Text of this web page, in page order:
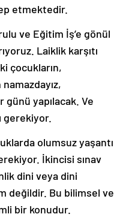
etmektedir.
ve Eğitim İş’e gönül
Laiklik karşıtı
çocukların,
günü yapılacak. Ve
gerekiyor.
olumsuz yaşantı
İkincisi sınav
dini veya dini
değildir. Bu bilimsel ve
bir konudur.